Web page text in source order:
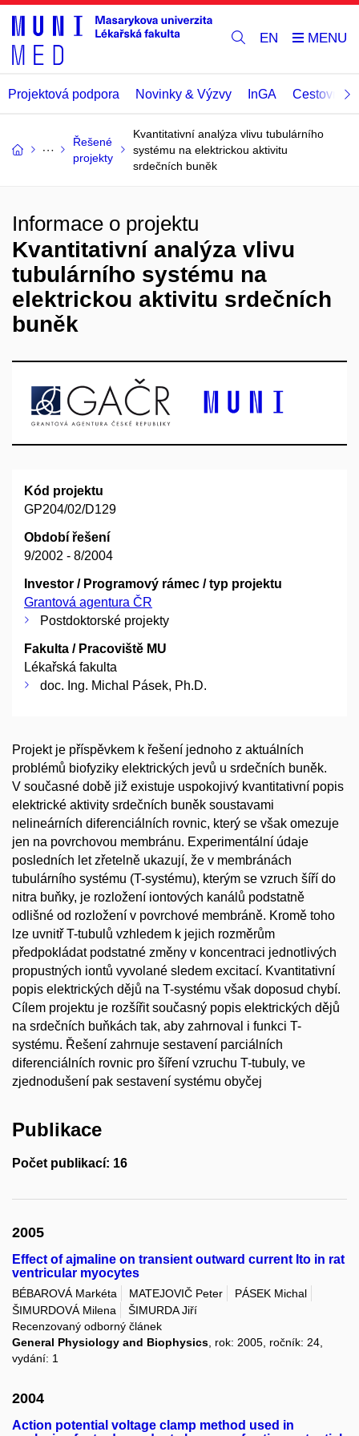
EN
Projektová podpora Novinky & Výzvy InGA Cestovní
Řešené
projekty
Kvantitativní analýza vlivu tubulárního
systému na elektrickou aktivitu
srdečních buněk
Informace o projektu
Kvantitativní analýza vlivu
tubulárního systému na
elektrickou aktivitu srdečních
buněk
Kód projektu
GP204/02/D129
Období řešení
9/2002 - 8/2004
Investor / Programový rámec / typ projektu
Grantová agentura ČR
Postdoktorské projekty
Fakulta / Pracoviště MU
Lékařská fakulta
doc. Ing. Michal Pásek, Ph.D.
Projekt je příspěvkem k řešení jednoho z aktuálních
problémů biofyziky elektrických jevů u srdečních buněk.
V současné době již existuje uspokojivý kvantitativní popis
elektrické aktivity srdečních buněk soustavami
nelineárních diferenciálních rovnic, který se však omezuje
jen na povrchovou membránu. Experimentální údaje
posledních let zřetelně ukazují, že v membránách
tubulárního systému (T-systému), kterým se vzruch šíří do
nitra buňky, je rozložení iontových kanálů podstatně
odlišné od rozložení v povrchové membráně. Kromě toho
lze uvnitř T-tubulů vzhledem k jejich rozměrům
předpokládat podstatné změny v koncentraci jednotlivých
propustných iontů vyvolané sledem excitací. Kvantitativní
popis elektrických dějů na T-systému však doposud chybí.
Cílem projektu je rozšířit současný popis elektrických dějů
na srdečních buňkách tak, aby zahrnoval i funkci T-
systému. Řešení zahrnuje sestavení parciálních
diferenciálních rovnic pro šíření vzruchu T-tubuly, ve
zjednodušení pak sestavení systému obyčej
Publikace
Počet publikací: 16
2005
Effect of ajmaline on transient outward current Ito in rat
ventricular myocytes
BÉBAROVÁ Markéta MATEJOVIČ Peter
PÁSEK Michal
ŠIMURDOVÁ Milena
ŠIMURDA Jiří
Recenzovaný odborný článek
General Physiology and Biophysics , rok: 2005, ročník: 24,
vydání: 1
2004
Action potential voltage clamp method used in